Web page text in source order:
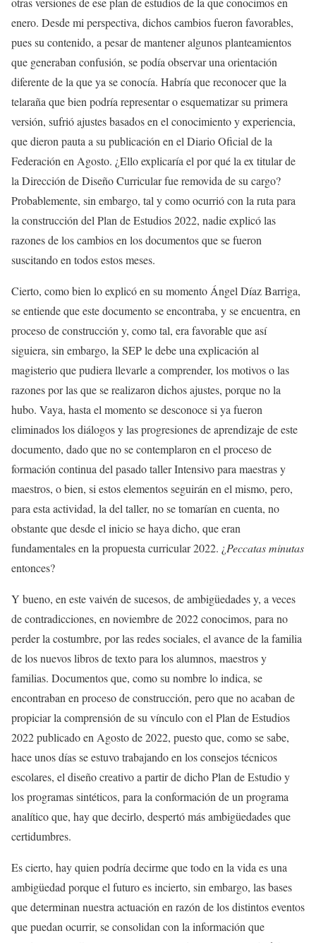
enero. Desde mi perspectiva, dichos cambios fueron favorables,
pues su contenido, a pesar de mantener algunos planteamientos
que generaban confusión, se podía observar una orientación
diferente de la que ya se conocía. Habría que reconocer que la
telaraña que bien podría representar o esquematizar su primera
versión, sufrió ajustes basados en el conocimiento y experiencia,
que dieron pauta a su publicación en el Diario Oficial de la
Federación en Agosto. ¿Ello explicaría el por qué la ex titular de
la Dirección de Diseño Curricular fue removida de su cargo?
Probablemente, sin embargo, tal y como ocurrió con la ruta para
la construcción del Plan de Estudios 2022, nadie explicó las
razones de los cambios en los documentos que se fueron
suscitando en todos estos meses.
Cierto, como bien lo explicó en su momento Ángel Díaz Barriga,
se entiende que este documento se encontraba, y se encuentra, en
proceso de construcción y, como tal, era favorable que así
siguiera, sin embargo, la SEP le debe una explicación al
magisterio que pudiera llevarle a comprender, los motivos o las
razones por las que se realizaron dichos ajustes, porque no la
hubo. Vaya, hasta el momento se desconoce si ya fueron
eliminados los diálogos y las progresiones de aprendizaje de este
documento, dado que no se contemplaron en el proceso de
formación continua del pasado taller Intensivo para maestras y
maestros, o bien, si estos elementos seguirán en el mismo, pero,
para esta actividad, la del taller, no se tomarían en cuenta, no
obstante que desde el inicio se haya dicho, que eran
fundamentales en la propuesta curricular 2022. ¿Peccatas minutas
entonces?
Y bueno, en este vaivén de sucesos, de ambigüedades y, a veces
de contradicciones, en noviembre de 2022 conocimos, para no
perder la costumbre, por las redes sociales, el avance de la familia
de los nuevos libros de texto para los alumnos, maestros y
familias. Documentos que, como su nombre lo indica, se
encontraban en proceso de construcción, pero que no acaban de
propiciar la comprensión de su vínculo con el Plan de Estudios
2022 publicado en Agosto de 2022, puesto que, como se sabe,
hace unos días se estuvo trabajando en los consejos técnicos
escolares, el diseño creativo a partir de dicho Plan de Estudio y
los programas sintéticos, para la conformación de un programa
analítico que, hay que decirlo, despertó más ambigüedades que
certidumbres.
Es cierto, hay quien podría decirme que todo en la vida es una
ambigüedad porque el futuro es incierto, sin embargo, las bases
que determinan nuestra actuación en razón de los distintos eventos
que puedan ocurrir, se consolidan con la información que